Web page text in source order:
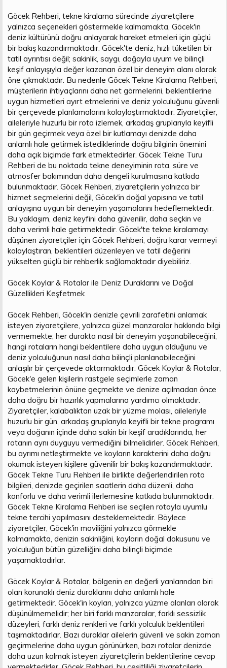
Göcek Rehberi, tekne kiralama sürecinde ziyaretçilere
yalnızca seçenekleri göstermekle kalmamakta, Göcek'in
deniz kültürünü doğru anlayarak hareket etmeleri için güçlü
bir bakış kazandırmaktadır. Göcek'te deniz, hızlı tüketilen bir
tatil ayrıntısı değil; sakinlik, saygı, doğayla uyum ve bilinçli
keşif anlayışıyla değer kazanan özel bir deneyim alanı olarak
öne çıkmaktadır. Bu nedenle Göcek Tekne Kiralama Rehberi,
müşterilerin ihtiyaçlarını daha net görmelerini, beklentilerine
uygun hizmetleri ayırt etmelerini ve deniz yolculuğunu güvenli
bir çerçevede planlamalarını kolaylaştırmaktadır. Ziyaretçiler,
aileleriyle huzurlu bir rota izlemek, arkadaş gruplarıyla keyifli
bir gün geçirmek veya özel bir kutlamayı denizde daha
anlamlı hale getirmek istediklerinde doğru bilginin önemini
daha açık biçimde fark etmektedirler. Göcek Tekne Turu
Rehberi de bu noktada tekne deneyiminin rota, süre ve
atmosfer bakımından daha dengeli kurulmasına katkıda
bulunmaktadır. Göcek Rehberi, ziyaretçilerin yalnızca bir
hizmet seçmelerini değil, Göcek'in doğal yapısına ve tatil
anlayışına uygun bir deneyim yaşamalarını hedeflemektedir.
Bu yaklaşım, deniz keyfini daha güvenilir, daha seçkin ve
daha verimli hale getirmektedir. Göcek'te tekne kiralamayı
düşünen ziyaretçiler için Göcek Rehberi, doğru karar vermeyi
kolaylaştıran, beklentileri düzenleyen ve tatil değerini
yükselten güçlü bir rehberlik sağlamaktadır diyebiliriz.
Göcek Koylar & Rotalar ile Deniz Duraklarını ve Doğal
Güzellikleri Keşfetmek
Göcek Rehberi, Göcek'in denizle çevrili zarafetini anlamak
isteyen ziyaretçilere, yalnızca güzel manzaralar hakkında bilgi
vermemekte; her durakta nasıl bir deneyim yaşanabileceğini,
hangi rotaların hangi beklentilere daha uygun olduğunu ve
deniz yolculuğunun nasıl daha bilinçli planlanabileceğini
anlaşılır bir çerçevede aktarmaktadır. Göcek Koylar & Rotalar,
Göcek'e gelen kişilerin rastgele seçimlerle zaman
kaybetmelerinin önüne geçmekte ve denize açılmadan önce
daha doğru bir hazırlık yapmalarına yardımcı olmaktadır.
Ziyaretçiler, kalabalıktan uzak bir yüzme molası, aileleriyle
huzurlu bir gün, arkadaş gruplarıyla keyifli bir tekne programı
veya doğanın içinde daha sakin bir keşif aradıklarında, her
rotanın aynı duyguyu vermediğini bilmelidirler. Göcek Rehberi,
bu ayrımı netleştirmekte ve koyların karakterini daha doğru
okumak isteyen kişilere güvenilir bir bakış kazandırmaktadır.
Göcek Tekne Turu Rehberi ile birlikte değerlendirilen rota
bilgileri, denizde geçirilen saatlerin daha düzenli, daha
konforlu ve daha verimli ilerlemesine katkıda bulunmaktadır.
Göcek Tekne Kiralama Rehberi ise seçilen rotayla uyumlu
tekne tercihi yapılmasını desteklemektedir. Böylece
ziyaretçiler, Göcek'in maviliğini yalnızca görmekle
kalmamakta, denizin sakinliğini, koyların doğal dokusunu ve
yolculuğun bütün güzelliğini daha bilinçli biçimde
yaşamaktadırlar.
Göcek Koylar & Rotalar, bölgenin en değerli yanlarından biri
olan korunaklı deniz duraklarını daha anlamlı hale
getirmektedir. Göcek'in koyları, yalnızca yüzme alanları olarak
düşünülmemelidir; her biri farklı manzaralar, farklı sessizlik
düzeyleri, farklı deniz renkleri ve farklı yolculuk beklentileri
taşımaktadırlar. Bazı duraklar ailelerin güvenli ve sakin zaman
geçirmelerine daha uygun görünürken, bazı rotalar denizde
daha uzun kalmak isteyen ziyaretçilerin beklentilerine cevap